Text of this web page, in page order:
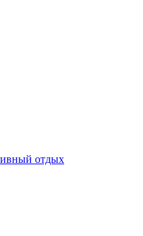
отдых